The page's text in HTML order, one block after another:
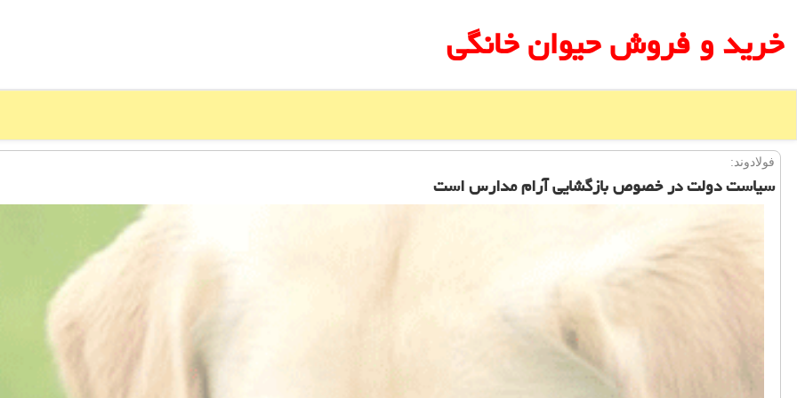
خرید و فروش حیوان خانگی
فولادوند:
سیاست دولت در خصوص بازگشایی آرام مدارس است